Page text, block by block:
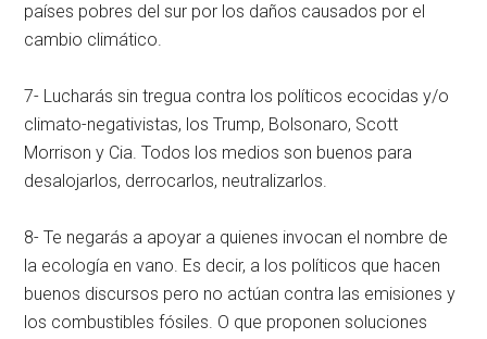
países pobres del sur por los daños causados por el
cambio climático.
7- Lucharás sin tregua contra los políticos ecocidas y/o
climato-negativistas, los Trump, Bolsonaro, Scott
Morrison y Cia. Todos los medios son buenos para
desalojarlos, derrocarlos, neutralizarlos.
8- Te negarás a apoyar a quienes invocan el nombre de
la ecología en vano. Es decir, a los políticos que hacen
buenos discursos pero no actúan contra las emisiones y
los combustibles fósiles. O que proponen soluciones